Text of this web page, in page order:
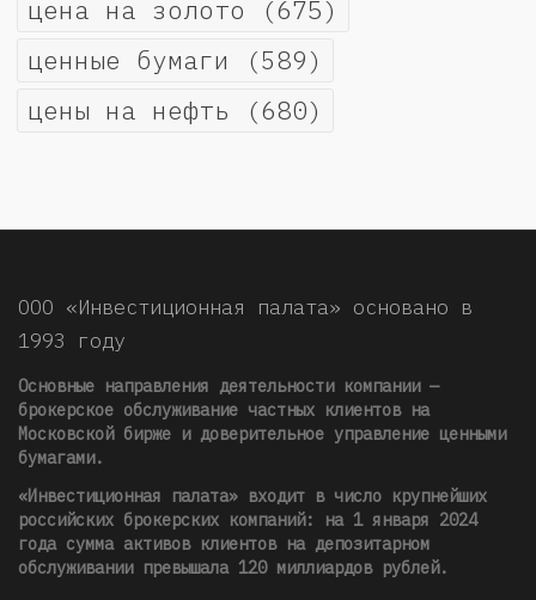
цена на золото (675)
ценные бумаги (589)
цены на нефть (680)
ООО «Инвестиционная палата» основано в
1993 году
Основные направления деятельности компании —
брокерское обслуживание частных клиентов на
Московской бирже и доверительное управление ценными
бумагами.
«Инвестиционная палата» входит в число крупнейших
российских брокерских компаний: на 1 января 2024
года сумма активов клиентов на депозитарном
обслуживании превышала 120 миллиардов рублей.